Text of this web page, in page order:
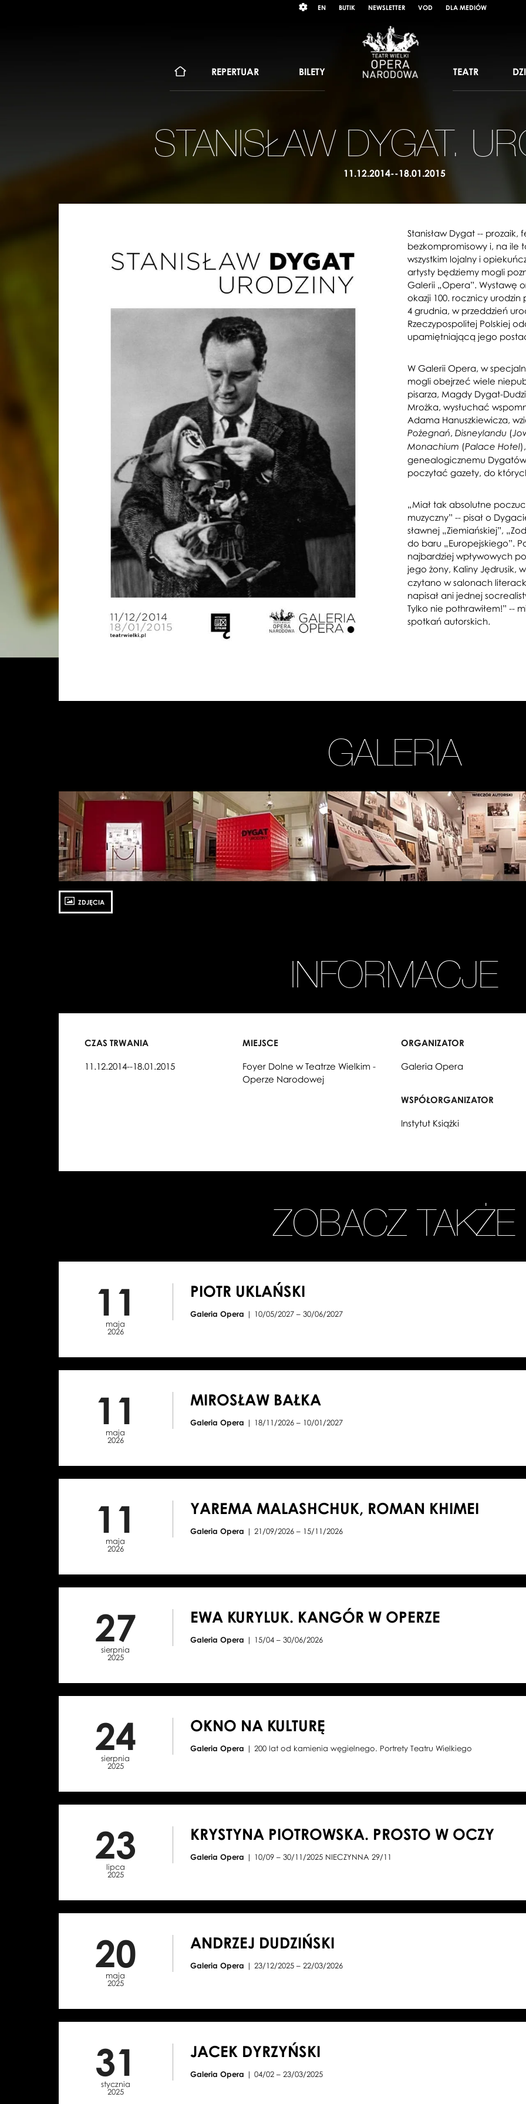
język
EN BUTIK NEWSLETTER VOD DLA MEDIÓW
REPERTUAR BILETY TEATR
STANISŁAW DYGAT.
11.12.2014--18.01.2015
Stanisław Dygat -- prozaik,
bezkompromisowy i, na ile
wszystkim lojalny i
artysty będziemy mogli
Galerii „Opera”. Wystawę
okazji 100. rocznicy
4 grudnia, w przeddzień
Rzeczypospolitej Polskiej
upamiętniającą jego
W Galerii Opera, w
mogli obejrzeć wiele
pisarza, Magdy Dygat-
Mrożka, wysłuchać
Adama Hanuszkiewicza,
Pożegnań, Disneylandu (
Monachium (Palace Hotel
genealogicznemu
poczytać gazety, do
„Miał tak absolutne
muzyczny” -- pisał o
sławnej „Ziemiańskiej”,
do baru „Europejskiego”.
najbardziej wpływowych
jego żony, Kaliny Jędrusik,
czytano w salonach
napisał ani jednej
Tylko nie pothrawiłem!” --
spotkań autorskich.
GALERIA
Zobacz
zdjęcie:
fot.
Jarosław
Mazurek
Zobacz
zdjęcie:
fot.
Jarosław
Mazurek
Zobacz
zdjęcie:
fot.
Jarosław
Mazurek
Zobacz
zdjęcie:
fot.
Jarosław
Mazurek
ZDJĘCIA
INFORMACJE
CZAS TRWANIA
11.12.2014--18.01.2015
MIEJSCE
Foyer Dolne w Teatrze Wielkim -
Operze Narodowej
ORGANIZATOR
Galeria Opera
WSPÓŁORGANIZATOR
Instytut Książki
ZOBACZ TAKŻE
11
maja
2026
PIOTR UKLAŃSKI
Galeria Opera | 10/05/2027 – 30/06/2027
11
maja
2026
MIROSŁAW BAŁKA
Galeria Opera | 18/11/2026 – 10/01/2027
11
maja
2026
YAREMA MALASHCHUK, ROMAN KHIMEI
Galeria Opera | 21/09/2026 – 15/11/2026
27
sierpnia
2025
EWA KURYLUK. KANGÓR W OPERZE
Galeria Opera | 15/04 – 30/06/2026
24
sierpnia
2025
OKNO NA KULTURĘ
Galeria Opera | 200 lat od kamienia węgielnego. Portrety Teatru Wielkiego
23
lipca
2025
KRYSTYNA PIOTROWSKA. PROSTO W OCZY
Galeria Opera | 10/09 – 30/11/2025 NIECZYNNA 29/11
20
maja
2025
ANDRZEJ DUDZIŃSKI
Galeria Opera | 23/12/2025 – 22/03/2026
31
stycznia
2025
JACEK DYRZYŃSKI
Galeria Opera | 04/02 – 23/03/2025